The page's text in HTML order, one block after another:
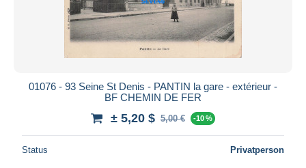
01076 - 93 Seine St Denis - PANTIN la gare - extérieur -
BF CHEMIN DE FER
± 5,20 $ 5,00 € -10 %
Status Privatperson